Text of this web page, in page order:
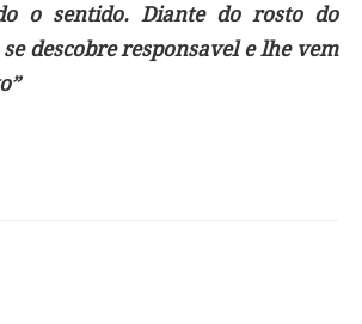
o sentido. Diante do rosto do
descobre responsavel e lhe vem